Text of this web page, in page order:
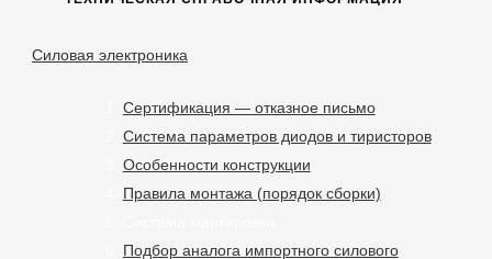
Силовая электроника
Сертификация — отказное письмо
Система параметров диодов и тиристоров
Особенности конструкции
Правила монтажа (порядок сборки)
Подбор аналога импортного силового